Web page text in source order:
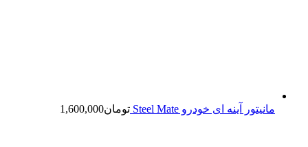
مانیتور آینه ای خودرو Steel Mate تومان1,600,000